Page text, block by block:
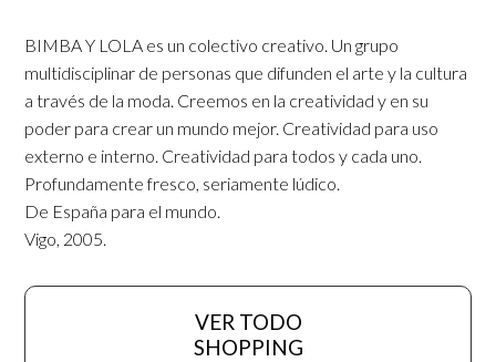
BIMBA Y LOLA es un colectivo creativo. Un grupo
multidisciplinar de personas que difunden el arte y la cultura
a través de la moda. Creemos en la creatividad y en su
poder para crear un mundo mejor. Creatividad para uso
externo e interno. Creatividad para todos y cada uno.
Profundamente fresco, seriamente lúdico.
De España para el mundo.
Vigo, 2005.
VER TODO
SHOPPING